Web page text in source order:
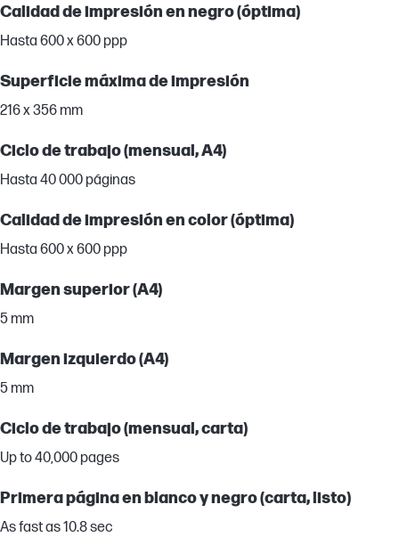
Calidad de impresión en negro (óptima)
Hasta 600 x 600 ppp
Superficie máxima de impresión
216 x 356 mm
Ciclo de trabajo (mensual, A4)
Hasta 40 000 páginas
Calidad de impresión en color (óptima)
Hasta 600 x 600 ppp
Margen superior (A4)
5 mm
Margen izquierdo (A4)
5 mm
Ciclo de trabajo (mensual, carta)
Up to 40,000 pages
Primera página en blanco y negro (carta, listo)
As fast as 10.8 sec